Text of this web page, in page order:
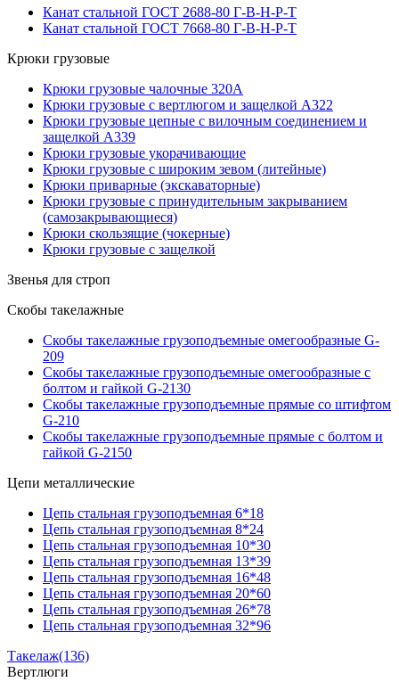
Канат стальной ГОСТ 2688-80 Г-В-Н-Р-Т
Канат стальной ГОСТ 7668-80 Г-В-Н-Р-Т
Крюки грузовые
Крюки грузовые чалочные 320А
Крюки грузовые с вертлюгом и защелкой А322
Крюки грузовые цепные с вилочным соединением и
защелкой А339
Крюки грузовые укорачивающие
Крюки грузовые с широким зевом (литейные)
Крюки приварные (экскаваторные)
Крюки грузовые с принудительным закрыванием
(самозакрывающиеся)
Крюки скользящие (чокерные)
Крюки грузовые с защелкой
Звенья для строп
Скобы такелажные
Скобы такелажные грузоподъемные омегообразные G-
209
Скобы такелажные грузоподъемные омегообразные с
болтом и гайкой G-2130
Скобы такелажные грузоподъемные прямые со штифтом
G-210
Скобы такелажные грузоподъемные прямые с болтом и
гайкой G-2150
Цепи металлические
Цепь стальная грузоподъемная 6*18
Цепь стальная грузоподъемная 8*24
Цепь стальная грузоподъемная 10*30
Цепь стальная грузоподъемная 13*39
Цепь стальная грузоподъемная 16*48
Цепь стальная грузоподъемная 20*60
Цепь стальная грузоподъемная 26*78
Цепь стальная грузоподъемная 32*96
Такелаж(136)
Вертлюги